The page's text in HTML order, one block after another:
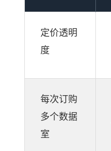
定价透明
度
每次订购
多个数据
室